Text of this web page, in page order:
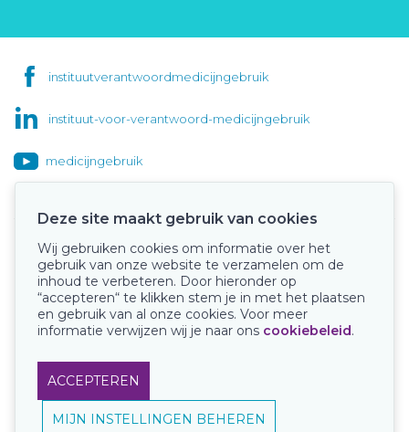
instituutverantwoordmedicijngebruik
instituut-voor-verantwoord-medicijngebruik
medicijngebruik
Onze keurmerken
Deze site maakt gebruik van cookies
Wij gebruiken cookies om informatie over het
gebruik van onze website te verzamelen om de
inhoud te verbeteren. Door hieronder op
“accepteren“ te klikken stem je in met het plaatsen
en gebruik van al onze cookies. Voor meer
informatie verwijzen wij je naar ons cookiebeleid.
ACCEPTEREN
MIJN INSTELLINGEN BEHEREN